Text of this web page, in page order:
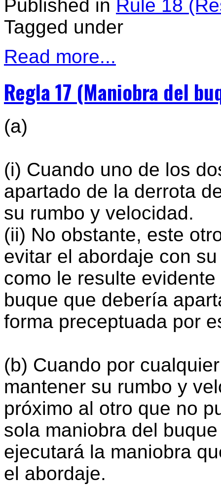
Published in Rule 18
Tagged under
Read more...
Regla 17 (Maniobra del
(a)
(i) Cuando uno de los
apartado de la derrota
su rumbo y velocidad.
(ii) No obstante, este
evitar el abordaje con
como le resulte evidente
buque que debería
forma preceptuada por
(b) Cuando por
mantener su rumbo y
próximo al otro que no
sola maniobra del
ejecutará la maniobra
el abordaje.